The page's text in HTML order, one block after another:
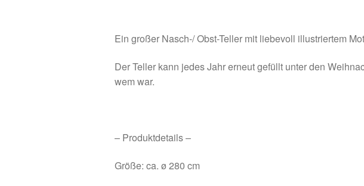
Ein großer Nasch-/ Obst-Teller mit liebevoll illustriertem
Der Teller kann jedes Jahr erneut gefüllt unter den
wem war.
– Produktdetails –
Größe: ca. ø 280 cm